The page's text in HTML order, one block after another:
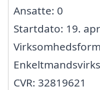
Ansatte: 0
Startdato: 19.
CVR: 32819621